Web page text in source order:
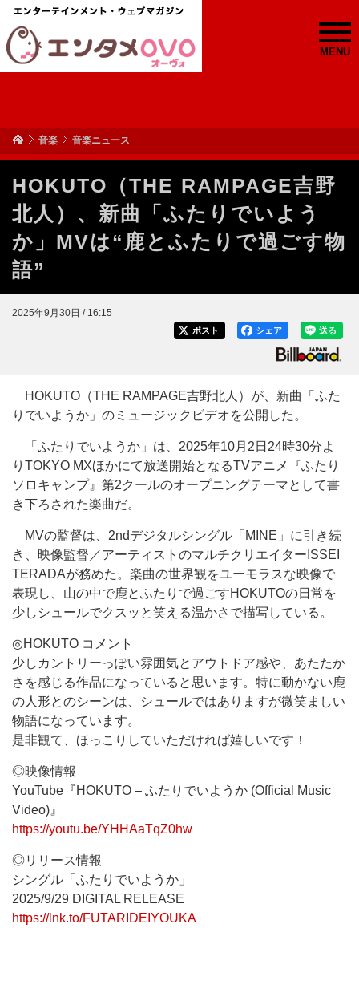
MENU
音楽 音楽ニュース
HOKUTO（THE RAMPAGE吉野
北人）、新曲「ふたりでいよう
か」MVは“鹿とふたりで過ごす物
語”
2025年9月30日 / 16:15
送る
シェア
ポスト
HOKUTO（THE RAMPAGE吉野北人）が、新曲「ふた
りでいようか」のミュージックビデオを公開した。
「ふたりでいようか」は、2025年10月2日24時30分よ
りTOKYO MXほかにて放送開始となるTVアニメ『ふたり
ソロキャンプ』第2クールのオープニングテーマとして書
き下ろされた楽曲だ。
MVの監督は、2ndデジタルシングル「MINE」に引き続
き、映像監督／アーティストのマルチクリエイターISSEI
TERADAが務めた。楽曲の世界観をユーモラスな映像で
表現し、山の中で鹿とふたりで過ごすHOKUTOの日常を
少しシュールでクスッと笑える温かさで描写している。
◎HOKUTO コメント
少しカントリーっぽい雰囲気とアウトドア感や、あたたか
さを感じる作品になっていると思います。特に動かない鹿
の人形とのシーンは、シュールではありますが微笑ましい
物語になっています。
是非観て、ほっこりしていただければ嬉しいです！
◎映像情報
YouTube『HOKUTO – ふたりでいようか (Official Music
Video)』
https://youtu.be/YHHAaTqZ0hw
◎リリース情報
シングル「ふたりでいようか」
2025/9/29 DIGITAL RELEASE
https://lnk.to/FUTARIDEIYOUKA